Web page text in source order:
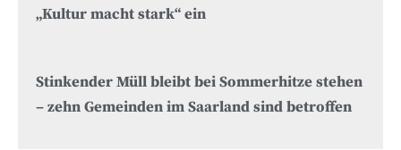
„Kultur macht stark“ ein
Stinkender Müll bleibt bei Sommerhitze stehen
– zehn Gemeinden im Saarland sind betroffen